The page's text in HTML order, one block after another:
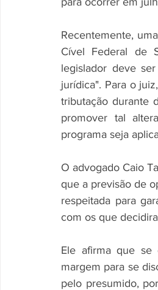
Recentemente,
Cível Federal de
legislador deve
jurídica". Para o
tributação durante
promover tal
programa seja
O advogado Caio
que a previsão de
respeitada para
com os que
Ele afirma que se
margem para se
pelo presumido,